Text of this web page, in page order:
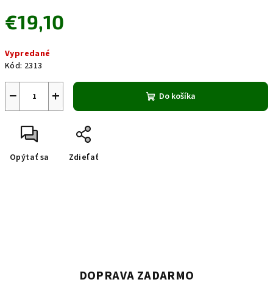
€19,10
cena:
Vypredané
Kód: 2313
+
− Do košíka
Opýtať sa Zdieľať
DOPRAVA ZADARMO